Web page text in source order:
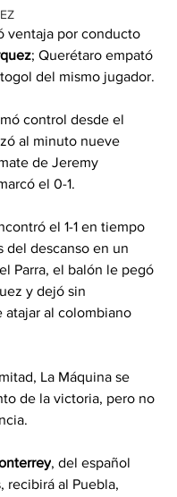
ventaja por conducto
; Querétaro empató
del mismo jugador.
control desde el
al minuto nueve
de Jeremy
el 0-1.
el 1-1 en tiempo
del descanso en un
Parra, el balón le pegó
y dejó sin
atajar al colombiano
La Máquina se
de la victoria, pero no
, del español
recibirá al Puebla,